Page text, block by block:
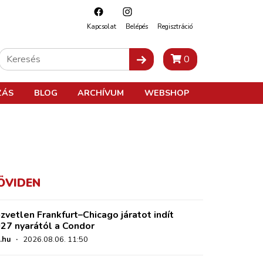
Kapcsolat Belépés Regisztráció
0
BLOG ARCHÍVUM WEBSHOP
Frankfurt–Chicago járatot indít
nyarától a Condor
· 2026.08.06. 11:50